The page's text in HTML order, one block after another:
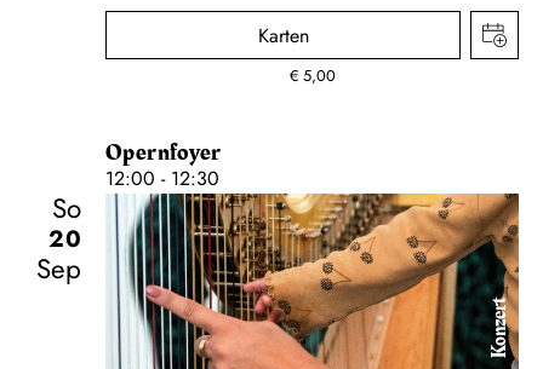
Karten
€ 5,00
Opernfoyer
12:00 - 12:30
So
20
Sep
Konzert